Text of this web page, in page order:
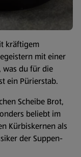
kräftigem
mit einer
was du für die
ein Pürierstab.
Scheibe Brot,
beliebt im
Kürbiskernen als
der Suppen-